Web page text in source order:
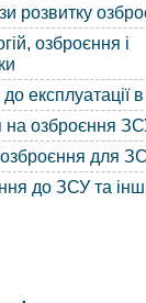
розвитку
озброєння і
експлуатації
на озброєння
для
до ЗСУ та